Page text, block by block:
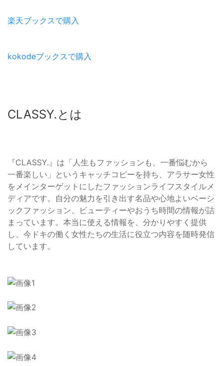
楽天ブックスで購入
kokodeブックスで購入
CLASSY.とは
『CLASSY.』は「人生もファッションも、一番悩むから
一番楽しい」というキャッチコピーを持ち、アラサー女性
をメインターゲットにしたファッションライフスタイルメ
ディアです。自分の魅力を引き出す名品や心地よいベーシ
ックファッション、ビューティーやおうち時間の情報が詰
まっています。本当に使える情報を、分かりやすく提供
し、今ドキの働く女性たちの生活に役立つ内容を随時発信
しています。